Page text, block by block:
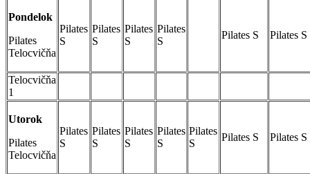
Pondelok
Pilates
Telocvičňa
Pilates
S
Pilates
S
Pilates
S
Pilates
S
Pilates S Pilates S
Telocvičňa
1
Utorok
Pilates
Telocvičňa
Pilates
S
Pilates
S
Pilates
S
Pilates
S
Pilates
S
Pilates S Pilates S